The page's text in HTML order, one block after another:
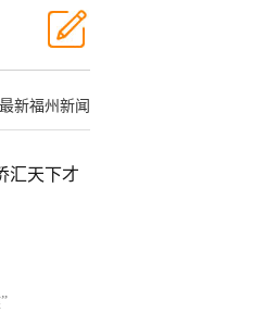
最新福州新闻
汇天下才